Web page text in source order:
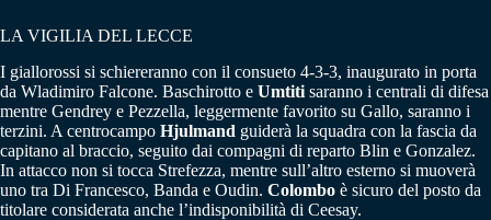
LA VIGILIA DEL LECCE
I giallorossi si schiereranno con il consueto 4-3-3, inaugurato in porta
da Wladimiro Falcone. Baschirotto e Umtiti saranno i centrali di difesa
mentre Gendrey e Pezzella, leggermente favorito su Gallo, saranno i
terzini. A centrocampo Hjulmand guiderà la squadra con la fascia da
capitano al braccio, seguito dai compagni di reparto Blin e Gonzalez.
In attacco non si tocca Strefezza, mentre sull’altro esterno si muoverà
uno tra Di Francesco, Banda e Oudin. Colombo è sicuro del posto da
titolare considerata anche l’indisponibilità di Ceesay.